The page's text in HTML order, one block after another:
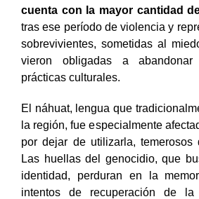
cuenta con la mayor cantidad
tras ese período de violencia y
sobrevivientes, sometidas al
vieron obligadas a
prácticas culturales.
El náhuat, lengua que
la región, fue especialmente
por dejar de utilizarla, temerosos
Las huellas del genocidio, que
identidad, perduran en la
intentos de recuperación de